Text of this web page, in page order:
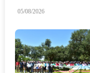
仪式
05/08/2026